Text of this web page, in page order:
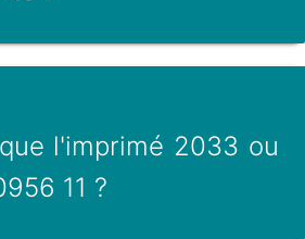
l'imprimé 2033 ou
11 ?